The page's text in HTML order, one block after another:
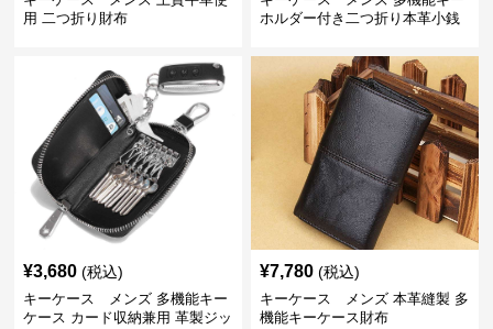
用 二つ折り財布
ホルダー付き二つ折り本革小銭
¥3,680 (税込)
キーケース メンズ 多機能キー
ケース カード収納兼用 革製ジッ
¥7,780 (税込)
キーケース メンズ 本革縫製 多
機能キーケース財布